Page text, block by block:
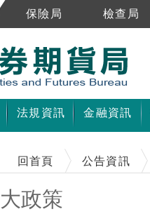
保險局 檢查局
法規資訊 金融資訊
回首頁 公告資訊
政策